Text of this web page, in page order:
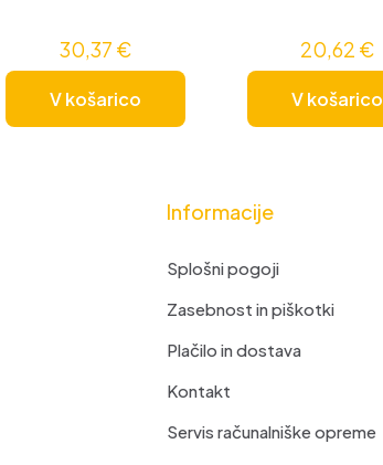
30,37 €
V košarico
20,62 €
V košarico
Informacije
Splošni pogoji
Zasebnost in piškotki
Plačilo in dostava
Kontakt
Servis računalniške opreme